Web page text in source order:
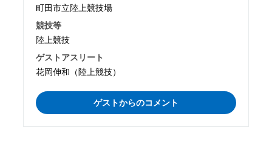
町田市立陸上競技場
競技等
陸上競技
ゲストアスリート
花岡伸和（陸上競技）
ゲストからのコメント